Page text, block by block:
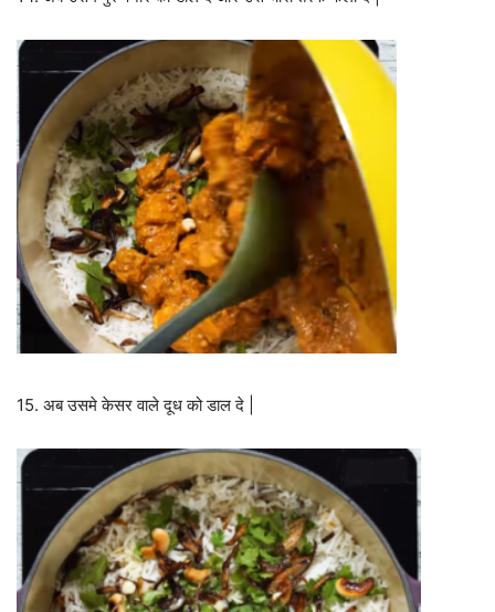
15. अब उसमे केसर वाले दूध को डाल दे |